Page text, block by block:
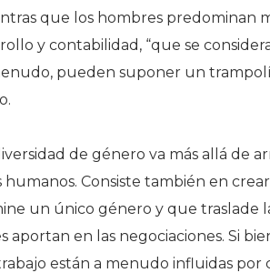
que los hombres predominan
y contabilidad, “que se
pueden suponer un
de género va más allá de
Consiste también en
un único género y que traslade
en las negociaciones. Si
están a menudo influidas por